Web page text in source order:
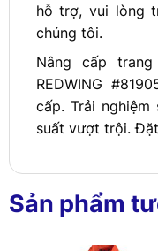
hỗ trợ, vui lòng
chúng tôi.
Nâng cấp
REDWING
cấp. Trải
suất vượt trội.
Sản phẩm